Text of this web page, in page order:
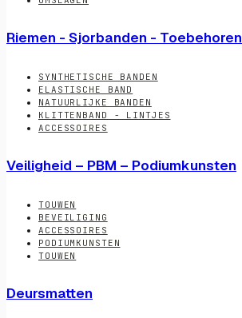
Riemen - Sjorbanden - Toebehoren
SYNTHETISCHE BANDEN
ELASTISCHE BAND
NATUURLIJKE BANDEN
KLITTENBAND - LINTJES
ACCESSOIRES
Veiligheid – PBM – Podiumkunsten
TOUWEN
BEVEILIGING
ACCESSOIRES
PODIUMKUNSTEN
TOUWEN
Deursmatten